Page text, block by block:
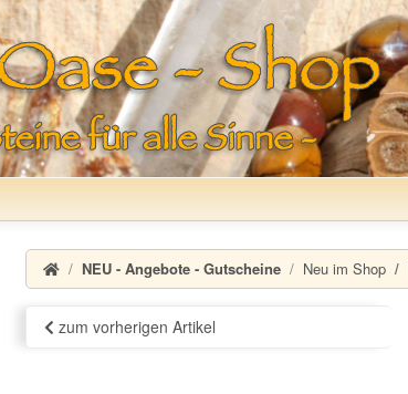
NEU - Angebote - Gutscheine Neu im Shop
zum vorherigen Artikel